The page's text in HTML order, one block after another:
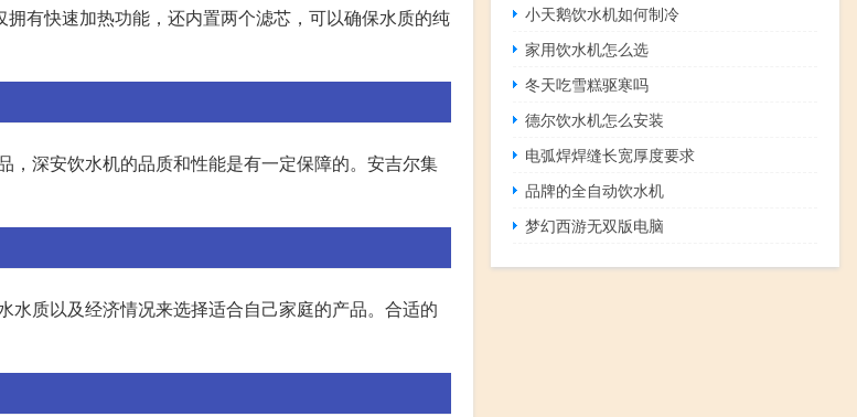
有快速加热功能，还内置两个滤芯，可以确保水质的纯
，深安饮水机的品质和性能是有一定保障的。安吉尔集
质以及经济情况来选择适合自己家庭的产品。合适的
小天鹅饮水机如何制冷
家用饮水机怎么选
冬天吃雪糕驱寒吗
德尔饮水机怎么安装
电弧焊焊缝长宽厚度要求
品牌的全自动饮水机
梦幻西游无双版电脑